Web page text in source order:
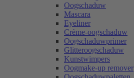
Oogschaduw
Mascara
Eyeliner
Crème-oogschaduw
Oogschaduwprimer
Glitteroogschaduw
Kunstwimpers
Oogmake-up remover